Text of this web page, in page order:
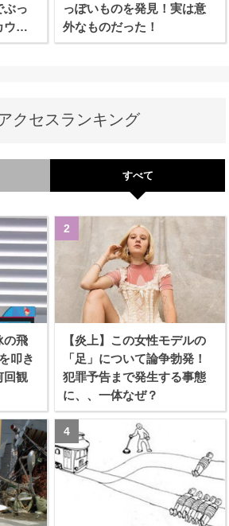
ぶっ
ウン
っぽいものを発見！実は意
外なものだった！
クセスランキング
すべて
の飛
叩き
回観
【炎上】この女性モデルの
「足」について論争勃発！
犯罪予告まで発生する事態
に、、一体なぜ？